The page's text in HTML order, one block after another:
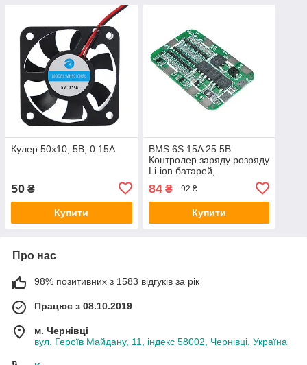
Кулер 50х10, 5В, 0.15А
50 ₴
Купити
BMS 6S 15A 25.5В
Контролер заряду розряду
Li-ion батарей,
84₴ 92 ₴
Купити
Про нас
98% позитивних з 1583 відгуків за рік
Працює з 08.10.2019
м. Чернівці
вул. Героїв Майдану, 11, індекс 58002, Чернівці, Україна